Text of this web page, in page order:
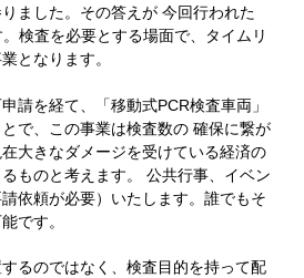
ました。その答えが 今回行われた
検査を必要とする場面で、タイムリ
となります。
請を経て、「移動式PCR検査車両」
で、この事業は検査数の 確保に繋が
大きなダメージを受けている経済の
ものと考えます。 公共行事、イベン
依頼が必要）いたします。誰でもそ
です。
るのではなく、検査目的を持って配